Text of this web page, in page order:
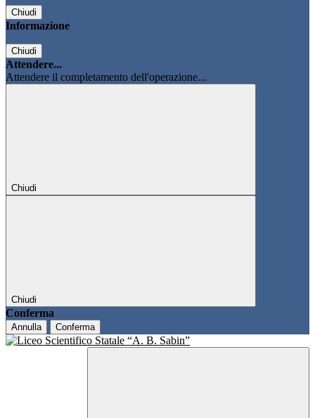
Chiudi
Informazione
Chiudi
Attendere...
Attendere il completamento dell'operazione...
Chiudi
Chiudi
Conferma
Annulla Conferma